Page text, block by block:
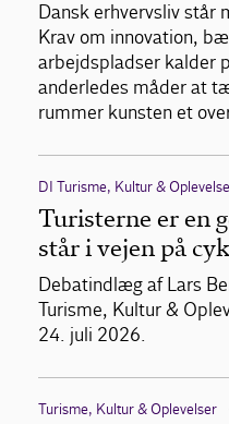
Dansk erhvervsliv står
Krav om innovation,
arbejdspladser kalder
anderledes måder at
rummer kunsten et
DI Turisme, Kultur &
Turisterne er en
står i vejen på
Debatindlæg af Lars
Turisme, Kultur &
24. juli 2026.
Turisme, Kultur & Oplevelser